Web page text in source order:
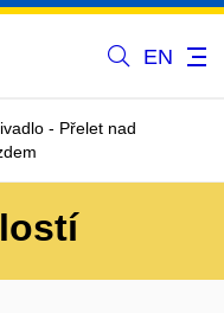
EN
- Přelet nad